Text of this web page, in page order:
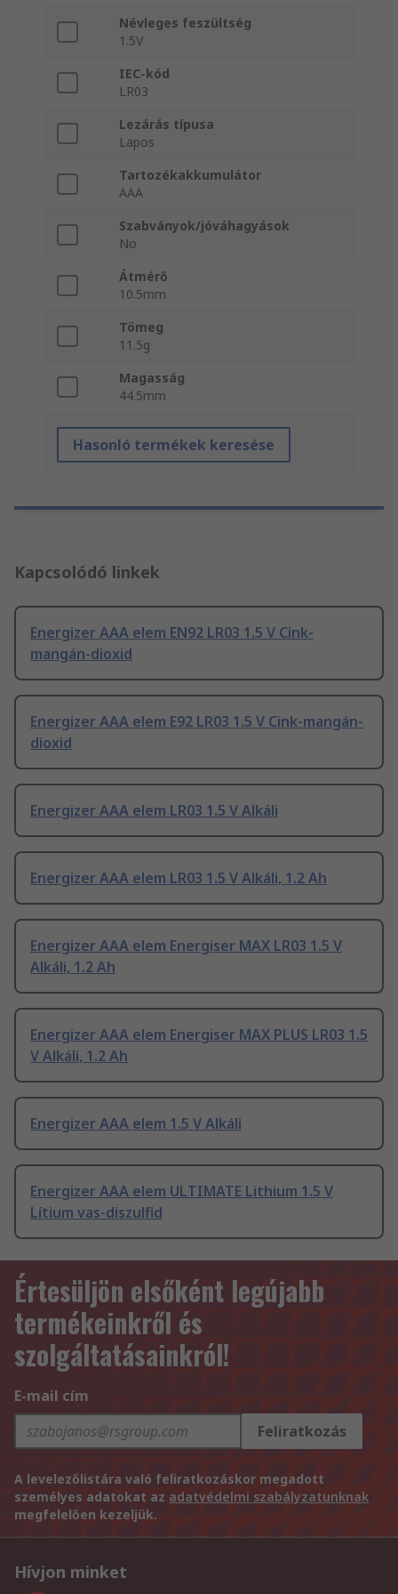
Névleges feszültség
1.5V
IEC-kód
LR03
Lezárás típusa
Lapos
Tartozékakkumulátor
AAA
Szabványok/jóváhagyások
No
Átmérő
10.5mm
Tömeg
11.5g
Magasság
44.5mm
Hasonló termékek keresése
Kapcsolódó linkek
Energizer AAA elem EN92 LR03 1.5 V Cink-
mangán-dioxid
Energizer AAA elem E92 LR03 1.5 V Cink-mangán-
dioxid
Energizer AAA elem LR03 1.5 V Alkáli
Energizer AAA elem LR03 1.5 V Alkáli, 1.2 Ah
Energizer AAA elem Energiser MAX LR03 1.5 V
Alkáli, 1.2 Ah
Energizer AAA elem Energiser MAX PLUS LR03 1.5
V Alkáli, 1.2 Ah
Energizer AAA elem 1.5 V Alkáli
Energizer AAA elem ULTIMATE Lithium 1.5 V
Lítium vas-diszulfid
Értesüljön elsőként legújabb
termékeinkről és
szolgáltatásainkról!
E-mail cím
Feliratkozás
A levelezőlistára való feliratkozáskor megadott
személyes adatokat az adatvédelmi szabályzatunknak
megfelelően kezeljük.
Hívjon minket